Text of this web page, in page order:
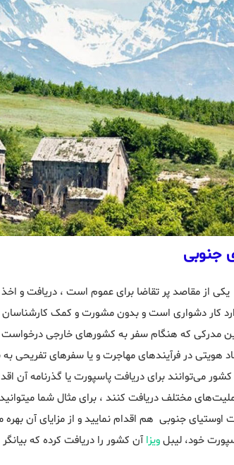
جنوبی
از مقاصد پر تقاضا برای عموم است ، دریافت و
کار دشواری است و بدون مشورت و کمک کارشناسان
مدرکی که هنگام سفر به کشورهای خارجی
هویتی در فرآیندهای مهاجرت و یا سفرهای تفریحی
می‌توانند برای دریافت پاسپورت یا گذرنامه آن
مختلف دریافت کنند ، برای مثال شما
اوستیای جنوبی هم اقدام نمایید و از مزایای آن
خود، لیبلویزا آن کشور را دریافت کرده که